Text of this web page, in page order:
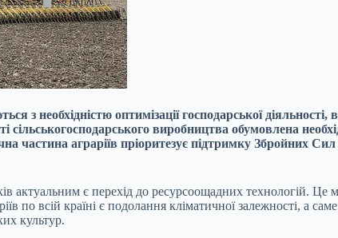
з необхідністю оптимізації господарської
сільськогосподарського виробництва обумовлена
частина аграріїв пріоритезує підтримку Збройних
актуальним є перехід до ресурсоощадних технологій.
по всій країні є подолання кліматичної залежності, а
культур.